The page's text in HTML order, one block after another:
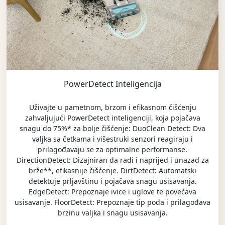
PowerDetect Inteligencija
Uživajte u pametnom, brzom i efikasnom čišćenju
zahvaljujući PowerDetect inteligenciji, koja pojačava
snagu do 75%* za bolje čišćenje: DuoClean Detect: Dva
valjka sa četkama i višestruki senzori reagiraju i
prilagođavaju se za optimalne performanse.
DirectionDetect: Dizajniran da radi i naprijed i unazad za
brže**, efikasnije čišćenje. DirtDetect: Automatski
detektuje prljavštinu i pojačava snagu usisavanja.
EdgeDetect: Prepoznaje ivice i uglove te povećava
usisavanje. FloorDetect: Prepoznaje tip poda i prilagođava
brzinu valjka i snagu usisavanja.